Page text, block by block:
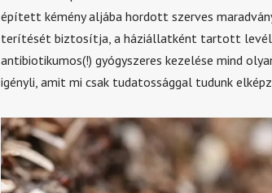
épített kémény aljába hordott szerves
terítését biztosítja, a háziállatként tartott
antibiotikumos(!) gyógyszeres kezelése mind
igényli, amit mi csak tudatossággal tudunk